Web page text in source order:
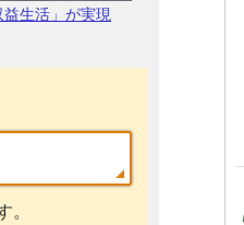
益生活 が実現
。